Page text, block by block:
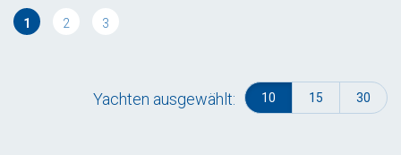
1 2 3
Yachten ausgewählt: 10 15 30